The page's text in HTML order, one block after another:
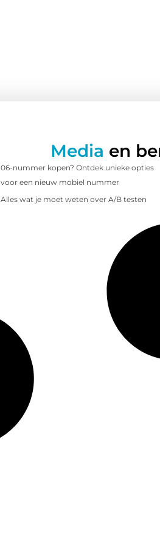
Media en
06-nummer kopen? Ontdek unieke opties
voor een nieuw mobiel nummer
Alles wat je moet weten over A/B testen